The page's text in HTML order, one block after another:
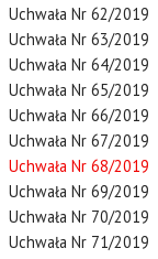
Uchwała Nr 62/2019
Uchwała Nr 63/2019
Uchwała Nr 64/2019
Uchwała Nr 65/2019
Uchwała Nr 66/2019
Uchwała Nr 67/2019
Uchwała Nr 68/2019
Uchwała Nr 69/2019
Uchwała Nr 70/2019
Uchwała Nr 71/2019